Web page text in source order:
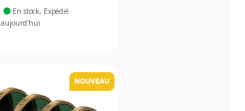
En stock, Expédié
aujourd'hui